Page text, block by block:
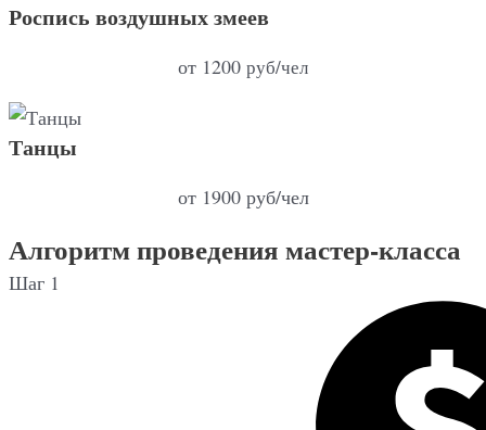
Роспись воздушных змеев
от 1200 руб/чел
Танцы
от 1900 руб/чел
Алгоритм проведения мастер-класса
Шаг 1